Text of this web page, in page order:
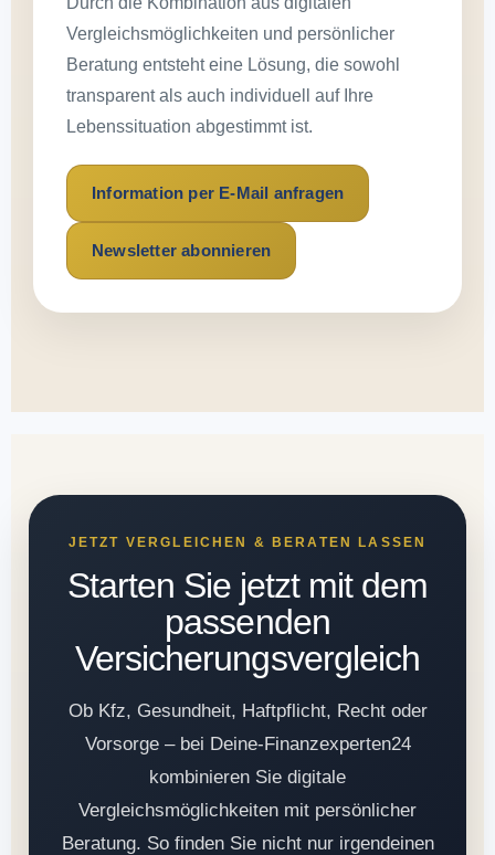
Vergleichsmöglichkeiten und persönlicher
Beratung entsteht eine Lösung, die sowohl
transparent als auch individuell auf Ihre
Lebenssituation abgestimmt ist.
Information per E-Mail anfragen
Newsletter abonnieren
JETZT VERGLEICHEN & BERATEN LASSEN
Starten Sie jetzt mit dem
passenden
Versicherungsvergleich
Ob Kfz, Gesundheit, Haftpflicht, Recht oder
Vorsorge – bei Deine-Finanzexperten24
kombinieren Sie digitale
Vergleichsmöglichkeiten mit persönlicher
Beratung. So finden Sie nicht nur irgendeinen